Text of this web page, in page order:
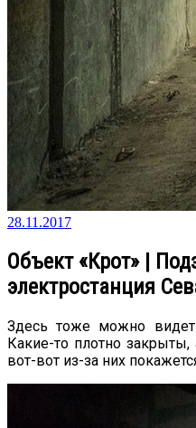
28.11.2017
Объект «Крот» |
электростанция
Здесь тоже можно
Какие-то плотно закрыты,
вот-вот из-за них